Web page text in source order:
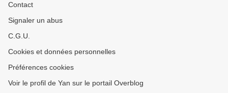
Contact
Signaler un abus
C.G.U.
Cookies et données personnelles
Préférences cookies
Voir le profil de Yan sur le portail Overblog